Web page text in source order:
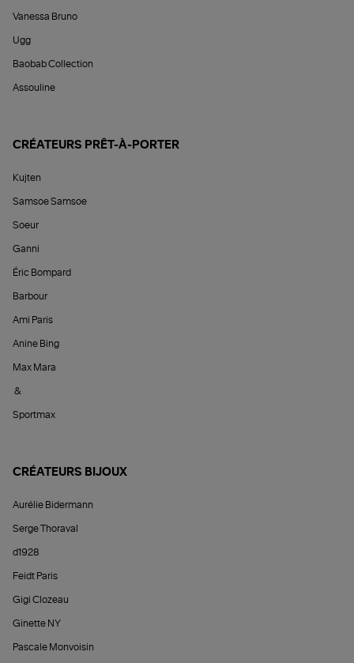
Vanessa Bruno
Ugg
Baobab Collection
Assouline
CRÉATEURS PRÊT-À-PORTER
Kujten
Samsoe Samsoe
Soeur
Ganni
Éric Bompard
Barbour
Ami Paris
Anine Bing
Max Mara
&
Sportmax
CRÉATEURS BIJOUX
Aurélie Bidermann
Serge Thoraval
d1928
Feidt Paris
Gigi Clozeau
Ginette NY
Pascale Monvoisin